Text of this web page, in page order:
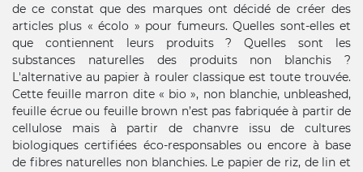
de ce constat que des marques ont décidé de créer des
articles plus « écolo » pour fumeurs. Quelles sont-elles et
que contiennent leurs produits ? Quelles sont les
substances naturelles des produits non blanchis ?
L'alternative au papier à rouler classique est toute trouvée.
Cette feuille marron dite « bio », non blanchie, unbleashed,
feuille écrue ou feuille brown n’est pas fabriquée à partir de
cellulose mais à partir de chanvre issu de cultures
biologiques certifiées éco-responsables ou encore à base
de fibres naturelles non blanchies. Le papier de riz, de lin et